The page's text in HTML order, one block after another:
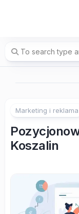
Marketing i reklama
Koszalin